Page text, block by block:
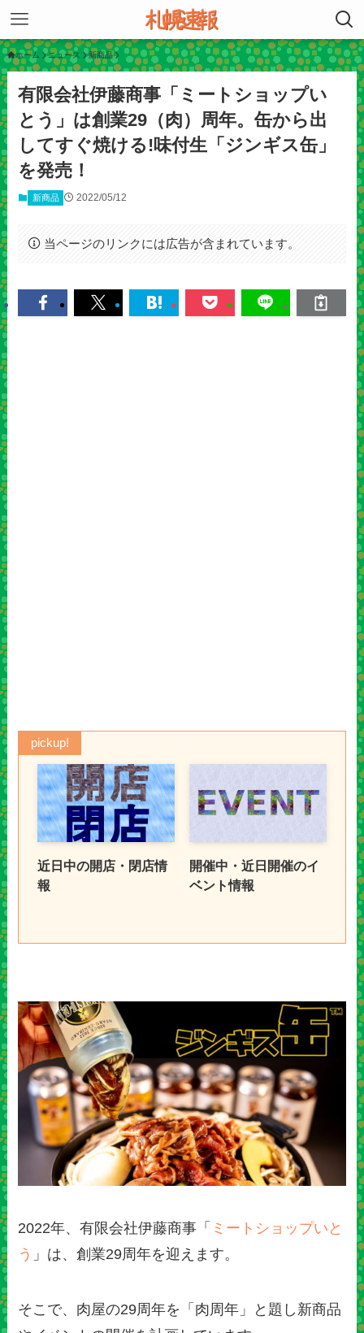
ホーム ニュース 新商品
有限会社伊藤商事「ミートショップい
とう」は創業29（肉）周年。缶から出
してすぐ焼ける!味付生「ジンギス缶」
を発売！
新商品 2022/05/12
当ページのリンクには広告が含まれています。
pickup!
近日中の開店・閉店情
報
開催中・近日開催のイ
ベント情報
2022年、有限会社伊藤商事「 ミートショップいと
う 」は、創業29周年を迎えます。
そこで、肉屋の29周年を「肉周年」と題し新商品